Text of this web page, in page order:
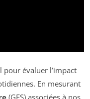
pour évaluer l’impact
En mesurant
(GES) associées à nos